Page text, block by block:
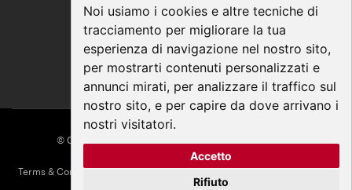
Noi usiamo i cookies e altre tecniche di
tracciamento per migliorare la tua
esperienza di navigazione nel nostro sito,
per mostrarti contenuti personalizzati e
annunci mirati, per analizzare il traffico sul
nostro sito, e per capire da dove arrivano i
nostri visitatori.
Accetto
Rifiuto
Facebook
Youtube
© COPYRIGHT 2026 All Rights Reserved - Edra Media
P. IVA/C.F. 14392280963
Terms & Conditions